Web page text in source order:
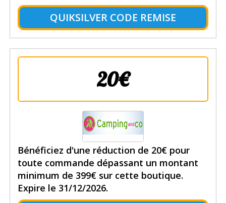
QUIKSILVER CODE REMISE
20€
Bénéficiez d'une réduction de 20€ pour
toute commande dépassant un montant
minimum de 399€ sur cette boutique.
Expire le 31/12/2026.